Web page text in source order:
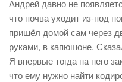
Андрей давно не
что почва уходит из-под
пришёл домой сам через
руками, в капюшоне.
Я впервые тогда на него
что ему нужно найти